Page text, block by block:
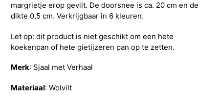
margrietje erop gevilt. De doorsnee is ca. 20 cm en de
dikte 0,5 cm. Verkrijgbaar in 6 kleuren.
Let op: dit product is niet geschikt om een hete
koekenpan of hete gietijzeren pan op te zetten.
Merk: Sjaal met Verhaal
Materiaal: Wolvilt